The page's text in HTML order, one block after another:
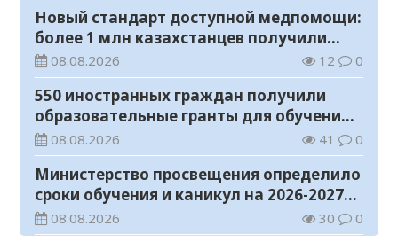
Новый стандарт доступной медпомощи:
более 1 млн казахстанцев получили
телемедицинские услуги
08.08.2026 12 0
550 иностранных граждан получили
образовательные гранты для обучения в
Казахстане
08.08.2026 41 0
Министерство просвещения определило
сроки обучения и каникул на 2026-2027
учебный год
08.08.2026 30 0